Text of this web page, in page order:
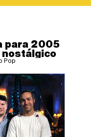
para 2005
nostálgico
Pop